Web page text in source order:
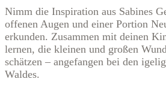
Nimm die Inspiration aus Sabines
offenen Augen und einer Portion
erkunden. Zusammen mit deinen
lernen, die kleinen und großen
schätzen – angefangen bei den
Waldes.